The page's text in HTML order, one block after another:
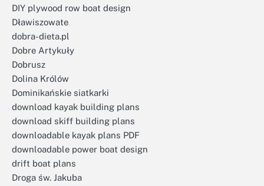
DIY plywood row boat design
Dławiszowate
dobra-dieta.pl
Dobre Artykuły
Dobrusz
Dolina Królów
Dominikańskie siatkarki
download kayak building plans
download skiff building plans
downloadable kayak plans PDF
downloadable power boat design
drift boat plans
Droga św. Jakuba